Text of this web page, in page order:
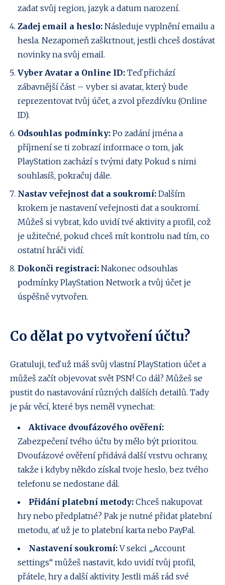
zadat svůj region, jazyk a datum narození.
Zadej email a heslo: Následuje vyplnění emailu a
hesla. Nezapomeň zaškrtnout, jestli chceš dostávat
novinky na svůj email.
Vyber Avatar a Online ID: Teď přichází
zábavnější část – vyber si avatar, který bude
reprezentovat tvůj účet, a zvol přezdívku (Online
ID).
Odsouhlas podmínky: Po zadání jména a
příjmení se ti zobrazí informace o tom, jak
PlayStation zachází s tvými daty. Pokud s nimi
souhlasíš, pokračuj dále.
Nastav veřejnost dat a soukromí: Dalším
krokem je nastavení veřejnosti dat a soukromí.
Můžeš si vybrat, kdo uvidí tvé aktivity a profil, což
je užitečné, pokud chceš mít kontrolu nad tím, co
ostatní hráči vidí.
Dokonči registraci: Nakonec odsouhlas
podmínky PlayStation Network a tvůj účet je
úspěšně vytvořen.
Co dělat po vytvoření účtu?
Gratuluji, teď už máš svůj vlastní PlayStation účet a
můžeš začít objevovat svět PSN! Co dál? Můžeš se
pustit do nastavování různých dalších detailů. Tady
je pár věcí, které bys neměl vynechat:
Aktivace dvoufázového ověření:
Zabezpečení tvého účtu by mělo být prioritou.
Dvoufázové ověření přidává další vrstvu ochrany,
takže i kdyby někdo získal tvoje heslo, bez tvého
telefonu se nedostane dál.
Přidání platební metody: Chceš nakupovat
hry nebo předplatné? Pak je nutné přidat platební
metodu, ať už je to platební karta nebo PayPal.
Nastavení soukromí:V sekci „Account
settings“ můžeš nastavit, kdo uvidí tvůj profil,
přátele, hry a další aktivity. Jestli máš rád své